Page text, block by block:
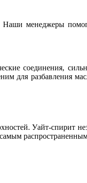
Наши менеджеры
соединения,
для разбавления
Уайт-спирит